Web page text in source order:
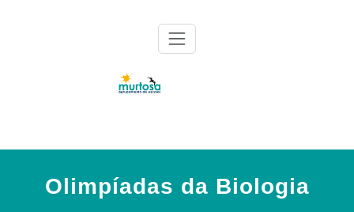
Olimpíadas da Biologia